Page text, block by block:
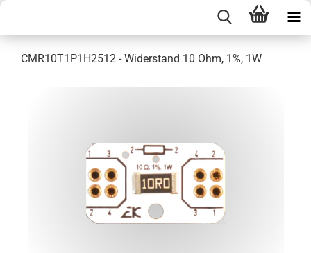
CMR10T1P1H2512 - Widerstand 10 Ohm, 1%, 1W